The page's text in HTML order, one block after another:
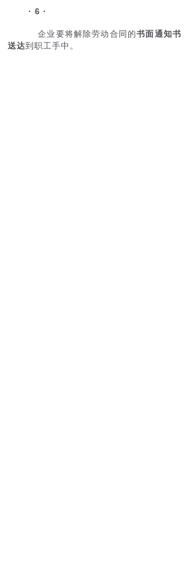
· 6 ·
企业要将解除劳动合同的书面通知书
送达到职工手中。